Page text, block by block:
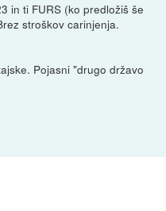
in ti FURS (ko predložiš še
stroškov carinjenja.
Pojasni "drugo državo